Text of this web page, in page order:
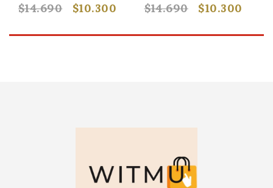
$14.690
$10.300
$14.690
$10.300